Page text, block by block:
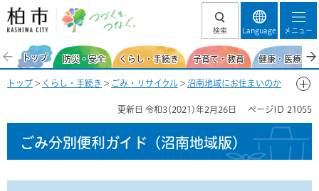
柏市 つづくを、
検索 Language メニュー
トップ 防災・安全 くらし・手続き 子育て・教育 健康・医療・
トップ > くらし・手続き > ごみ・リサイクル > 沼南地域にお住まいのか
更新日 令和3(2021)年2月26日 ページID 21055
ごみ分別便利ガイド （沼南地域版）